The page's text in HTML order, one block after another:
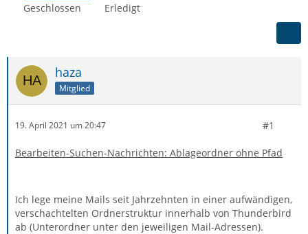
Geschlossen
Erledigt
haza
Mitglied
19. April 2021 um 20:47 #1
Bearbeiten-Suchen-Nachrichten: Ablageordner ohne Pfad
Ich lege meine Mails seit Jahrzehnten in einer aufwändigen,
verschachtelten Ordnerstruktur innerhalb von Thunderbird
ab (Unterordner unter den jeweiligen Mail-Adressen).